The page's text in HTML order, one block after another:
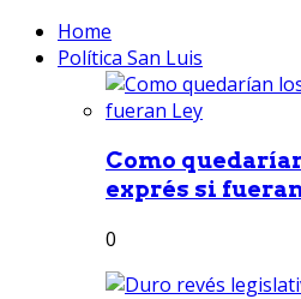
Home
Política San Luis
Como
exprés si
0